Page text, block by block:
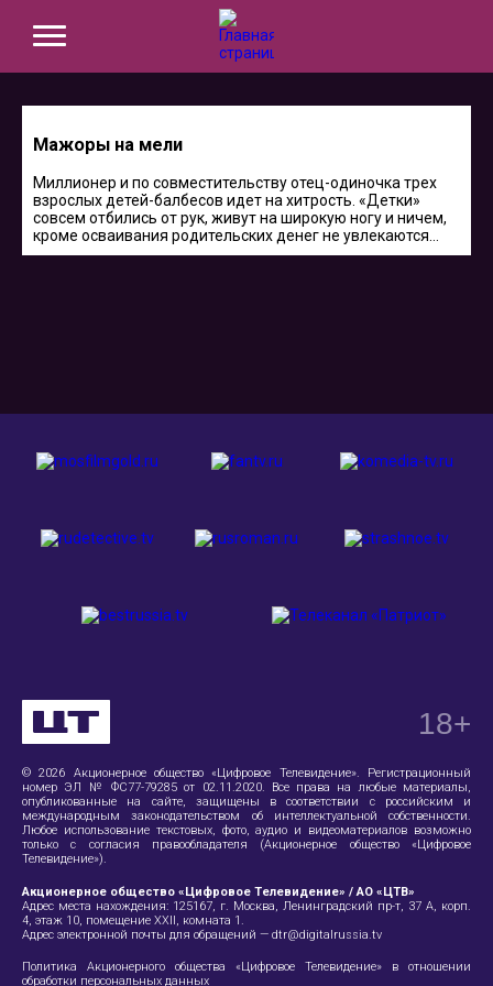
Мажоры на мели
Миллионер и по совместительству отец-одиночка трех
взрослых детей-балбесов идет на хитрость. «Детки»
совсем отбились от рук, живут на широкую ногу и ничем,
кроме осваивания родительских денег не увлекаются…
© 2026 Акционерное общество «Цифровое Телевидение». Регистрационный
номер ЭЛ № ФС77-79285 от 02.11.2020. Все права на любые материалы,
опубликованные на сайте, защищены в соответствии с российским и
международным законодательством об интеллектуальной собственности.
Любое использование текстовых, фото, аудио и видеоматериалов возможно
только с согласия правообладателя (Акционерное общество «Цифровое
Телевидение»).
Акционерное общество «Цифровое Телевидение» / АО «ЦТВ»
Адрес места нахождения: 125167, г. Москва, Ленинградский пр-т, 37 А , корп.
4, этаж 10, помещение XXII, комната 1.
Адрес электронной почты для обращений — dtr@digitalrussia.tv
Политика Акционерного общества «Цифровое Телевидение» в отношении
обработки персональных данных
18+